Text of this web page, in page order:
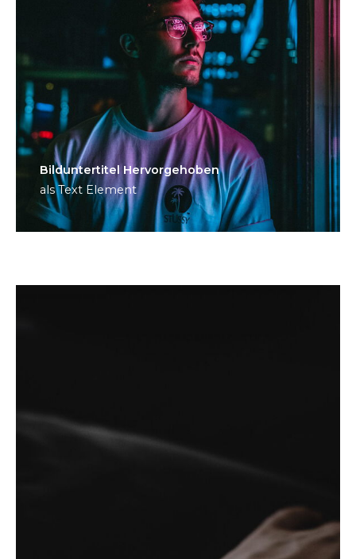
Bild­unter­titel Hervorgehoben
als Text Element